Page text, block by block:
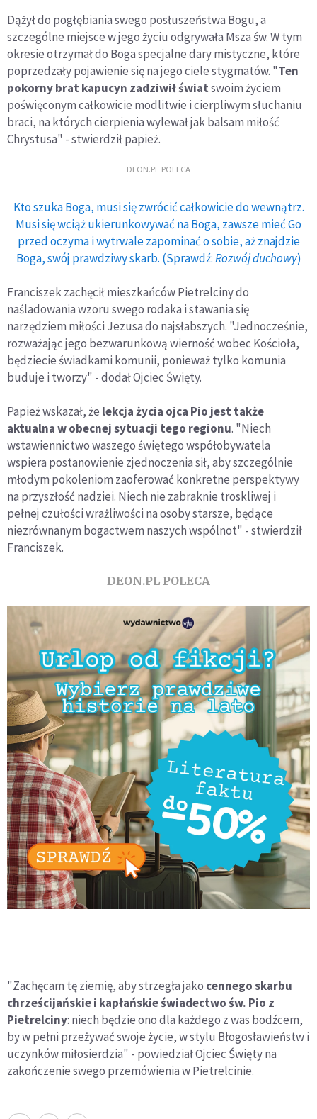
Dążył do pogłębiania swego posłuszeństwa Bogu, a
szczególne miejsce w jego życiu odgrywała Msza św. W tym
okresie otrzymał do Boga specjalne dary mistyczne, które
poprzedzały pojawienie się na jego ciele stygmatów. "Ten
pokorny brat kapucyn zadziwił światswoim życiem
poświęconym całkowicie modlitwie i cierpliwym słuchaniu
braci, na których cierpienia wylewał jak balsam miłość
Chrystusa" - stwierdził papież.
DEON.PL POLECA
Kto szuka Boga, musi się zwrócić całkowicie do wewnątrz.
Musi się wciąż ukierunkowywać na Boga, zawsze mieć Go
przed oczyma i wytrwale zapominać o sobie, aż znajdzie
Boga, swój prawdziwy skarb. (Sprawdź:Rozwój duchowy)
Franciszek zachęcił mieszkańców Pietrelciny do
naśladowania wzoru swego rodaka i stawania się
narzędziem miłości Jezusa do najsłabszych. "Jednocześnie,
rozważając jego bezwarunkową wierność wobec Kościoła,
będziecie świadkami komunii, ponieważ tylko komunia
buduje i tworzy" - dodał Ojciec Święty.
Papież wskazał, że lekcja życia ojca Pio jest także
aktualna w obecnej sytuacji tego regionu. "Niech
wstawiennictwo waszego świętego współobywatela
wspiera postanowienie zjednoczenia sił, aby szczególnie
młodym pokoleniom zaoferować konkretne perspektywy
na przyszłość nadziei. Niech nie zabraknie troskliwej i
pełnej czułości wrażliwości na osoby starsze, będące
niezrównanym bogactwem naszych wspólnot" - stwierdził
Franciszek.
DEON.PL POLECA
"Zachęcam tę ziemię, aby strzegła jako cennego skarbu
chrześcijańskie i kapłańskie świadectwo św. Pio z
Pietrelciny: niech będzie ono dla każdego z was bodźcem,
by w pełni przeżywać swoje życie, w stylu Błogosławieństw i
uczynków miłosierdzia" - powiedział Ojciec Święty na
zakończenie swego przemówienia w Pietrelcinie.